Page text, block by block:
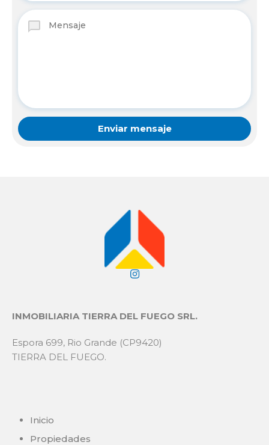
INMOBILIARIA TIERRA DEL FUEGO SRL.
Espora 699, Rio Grande (CP9420)
TIERRA DEL FUEGO.
Inicio
Propiedades